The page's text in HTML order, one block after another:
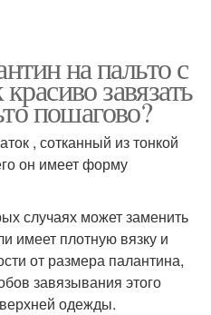
на пальто с
завязать
пошагово?
, сотканный из тонкой
он имеет форму
случаях может заменить
имеет плотную вязку и
от размера палантина,
завязывания этого
одежды.